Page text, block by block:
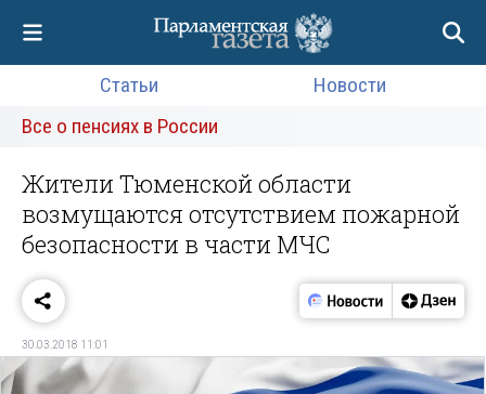
Статьи
Новости
Все о пенсиях в России
Жители Тюменской области
возмущаются отсутствием пожарной
безопасности в части МЧС
30.03.2018 11:01